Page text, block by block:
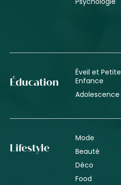
Éducation
Éveil et Petite
Enfance
Adolescence
Lifestyle
Mode
Beauté
Déco
Food